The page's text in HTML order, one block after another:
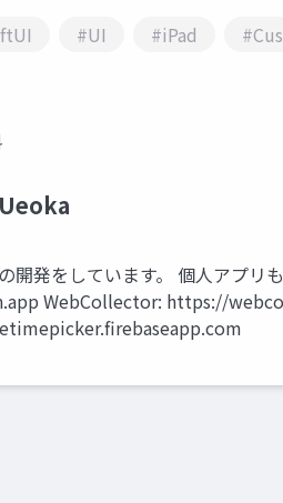
#UI #iPad
開発をしています。 個人アプ
WebCollector: https://